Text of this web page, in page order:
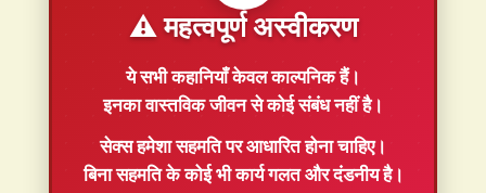
⚠️ महत्वपूर्ण अस्वीकरण
ये सभी कहानियाँकेवल काल्पनिकहैं।
इनका वास्तविक जीवन से कोई संबंध नहीं है।
सेक्स हमेशासहमतिपर आधारित होना चाहिए।
बिना सहमति के कोई भी कार्य गलत और दंडनीय है।